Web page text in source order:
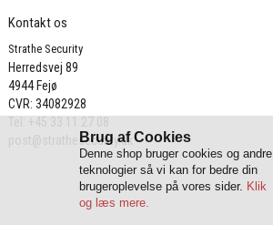
Kontakt os
Strathe Security
Herredsvej 89
4944 Fejø
CVR: 34082928
post@strathesecurity.dkBrug af Cookies
Denne shop bruger cookies og andre
teknologier så vi kan for bedre din
brugeroplevelse på vores sider. Klik
og læs mere.